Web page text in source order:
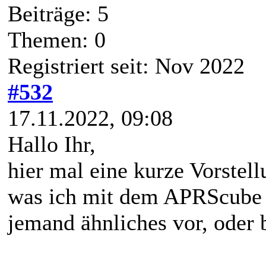
Beiträge: 5
Themen: 0
Registriert seit: Nov 2022
#532
17.11.2022, 09:08
Hallo Ihr,
hier mal eine kurze
was ich mit dem
jemand ähnliches vor, oder